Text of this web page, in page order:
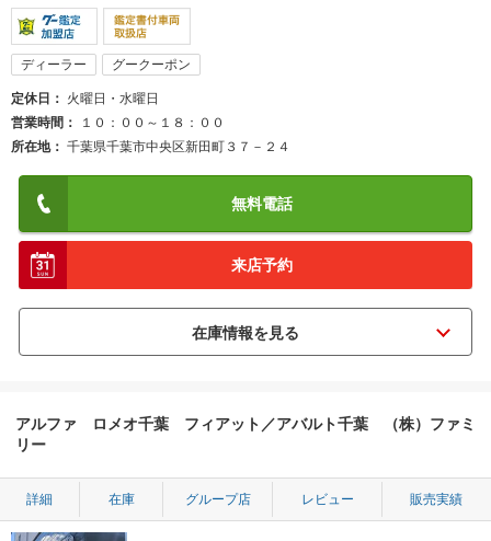
ディーラー グークーポン
定休日
火曜日・水曜日
営業時間
１０：００～１８：００
所在地
千葉県千葉市中央区新田町３７－２４
無料電話
来店予約
アルファ ロメオ千葉 フィアット／アバルト千葉 （株）ファミ
リー
詳細 在庫 グループ店 レビュー 販売実績